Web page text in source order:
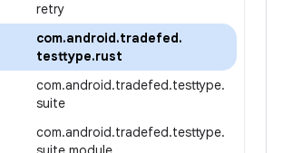
retry
com.android.tradefed.
testtype.rust
com.android.tradefed.testtype.
suite
com.android.tradefed.testtype.